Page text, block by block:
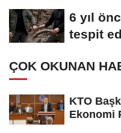
6 yıl
tespit
ÇOK OKUNAN
KTO
Ekonomi